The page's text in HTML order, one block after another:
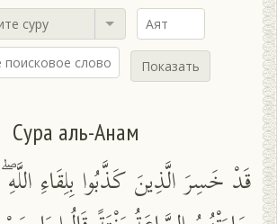
суру
Показать
Сура аль-Анам
قَدْ خَسِرَ الَّذِينَ كَذَّبُوا بِلِقَاءِ